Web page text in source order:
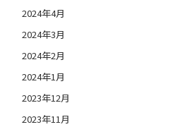
2024年4月
2024年3月
2024年2月
2024年1月
2023年12月
2023年11月